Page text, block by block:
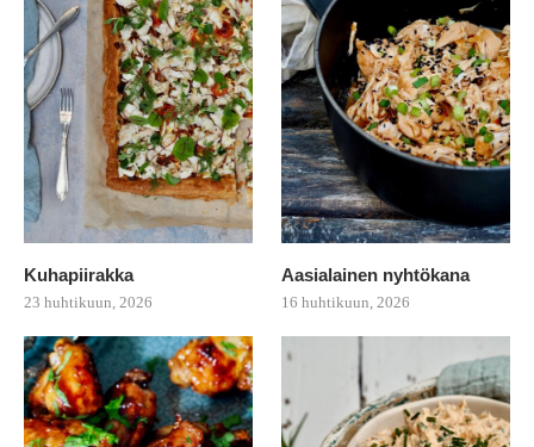
Kuhapiirakka
23 huhtikuun, 2026
Aasialainen nyhtökana
16 huhtikuun, 2026